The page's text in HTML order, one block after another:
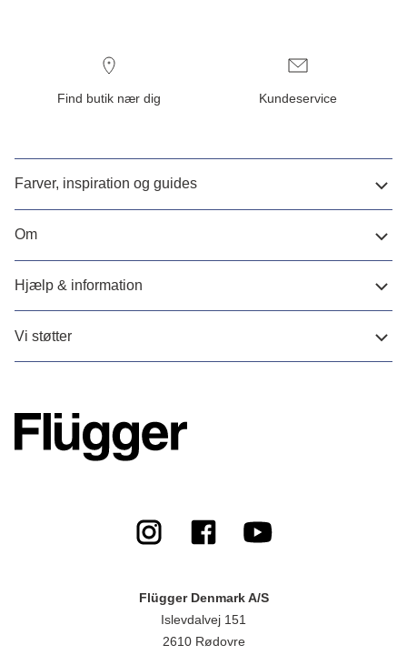
Find butik nær dig Kundeservice
Farver, inspiration og guides
Om
Hjælp & information
Vi støtter
Flügger Denmark A/S
Islevdalvej 151
2610 Rødovre